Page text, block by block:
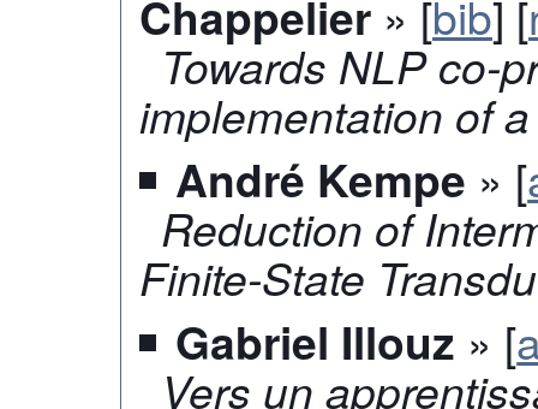
Chappelier » [bib] [
Towards NLP co-
implementation of
André Kempe » [
Reduction of
Finite-State
Gabriel Illouz » [
Vers un